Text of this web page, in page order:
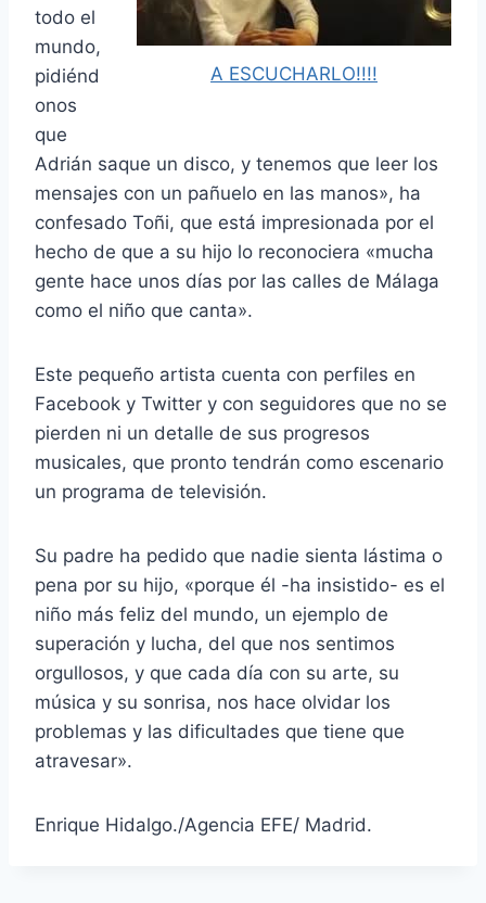
A ESCUCHARLO!!!!
todo el
mundo,
pidiénd
onos
que
Adrián saque un disco, y tenemos que leer los
mensajes con un pañuelo en las manos», ha
confesado Toñi, que está impresionada por el
hecho de que a su hijo lo reconociera «mucha
gente hace unos días por las calles de Málaga
como el niño que canta».
Este pequeño artista cuenta con perfiles en
Facebook y Twitter y con seguidores que no se
pierden ni un detalle de sus progresos
musicales, que pronto tendrán como escenario
un programa de televisión.
Su padre ha pedido que nadie sienta lástima o
pena por su hijo, «porque él -ha insistido- es el
niño más feliz del mundo, un ejemplo de
superación y lucha, del que nos sentimos
orgullosos, y que cada día con su arte, su
música y su sonrisa, nos hace olvidar los
problemas y las dificultades que tiene que
atravesar».
Enrique Hidalgo./Agencia EFE/ Madrid.